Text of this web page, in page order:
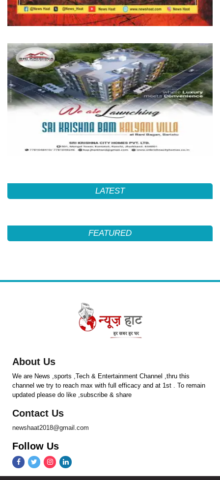
LATEST
FEATURED
About Us
We are News ,sports ,Tech & Entertainment Channel ,thru this
channel we try to reach max with full efficacy and at 1st . To remain
updated please do like ,subscribe & share
Contact Us
newshaat2018@gmail.com
Follow Us